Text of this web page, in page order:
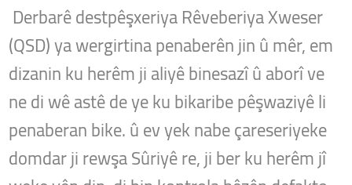
Derbarê destpêşxeriya Rêveberiya Xweser
(QSD) ya wergirtina penaberên jin û mêr, em
dizanin ku herêm ji aliyê binesazî û aborî ve
ne di wê astê de ye ku bikaribe pêşwaziyê li
penaberan bike.û ev yek nabe çareseriyeke
domdar ji rewşa Sûriyê re, ji ber ku herêm jî